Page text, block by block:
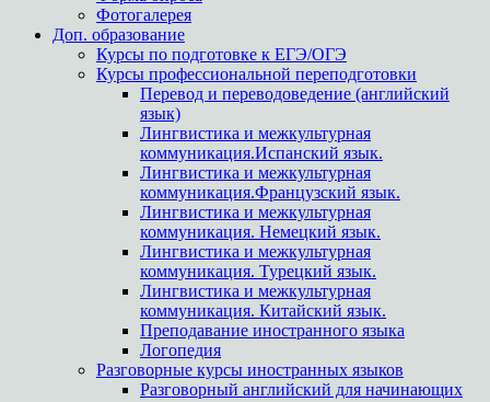
Фотогалерея
Доп. образование
Курсы по подготовке к ЕГЭ/ОГЭ
Курсы профессиональной переподготовки
Перевод и переводоведение (английский
язык)
Лингвистика и межкультурная
коммуникация.Испанский язык.
Лингвистика и межкультурная
коммуникация.Французский язык.
Лингвистика и межкультурная
коммуникация. Немецкий язык.
Лингвистика и межкультурная
коммуникация. Турецкий язык.
Лингвистика и межкультурная
коммуникация. Китайский язык.
Преподавание иностранного языка
Логопедия
Разговорные курсы иностранных языков
Разговорный английский для начинающих